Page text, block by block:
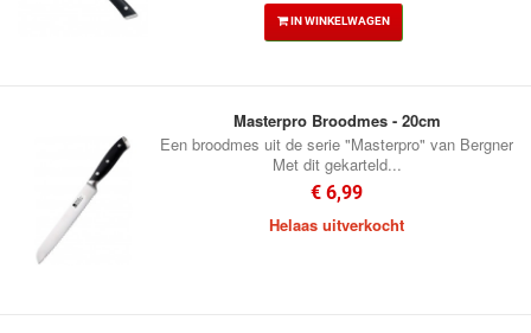
IN WINKELWAGEN
Masterpro Broodmes - 20cm
Een broodmes uit de serie "Masterpro" van Bergner
Met dit gekarteld...
€ 6,99
Helaas uitverkocht